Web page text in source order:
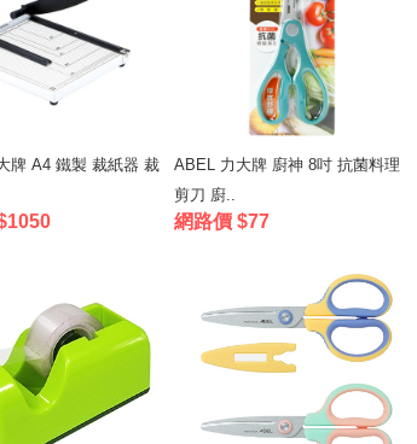
牌 A4 鐵製 裁紙器 裁
ABEL 力大牌 廚神 8吋 抗菌料理
剪刀 廚..
網路價 $77